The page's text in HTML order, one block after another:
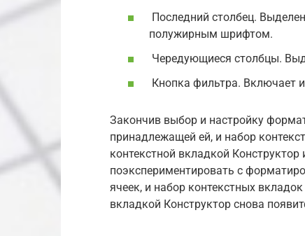
Последний столбец.
полужирным шрифтом.
Чередующиеся столбцы.
Кнопка фильтра. Включает
Закончив выбор и настройку
принадлежащей ей, и набор
контекстной вкладкой
поэкспериментировать с
ячеек, и набор контекстных
вкладкой Конструктор снова